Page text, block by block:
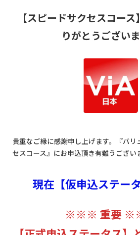
【スピードサクセスコー
りがとうござい
貴重なご縁に感謝申し上げます。『バリ
セスコース』にお申込頂き有難うござい
現在【仮申込ステー
※※※ 重要